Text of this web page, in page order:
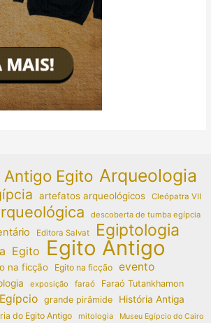
Antigo Egito Arqueologia
artefatos arqueológicos Cleópatra VII
descoberta de tumba egípcia
Editora Salvat Egiptologia
Egito Egito Antigo
na ficção Egito na ficção evento
exposição faraó Faraó Tutankhamon
grande pirâmide
História Antiga
do Egito Antigo mitologia Museu Egípcio do Cairo